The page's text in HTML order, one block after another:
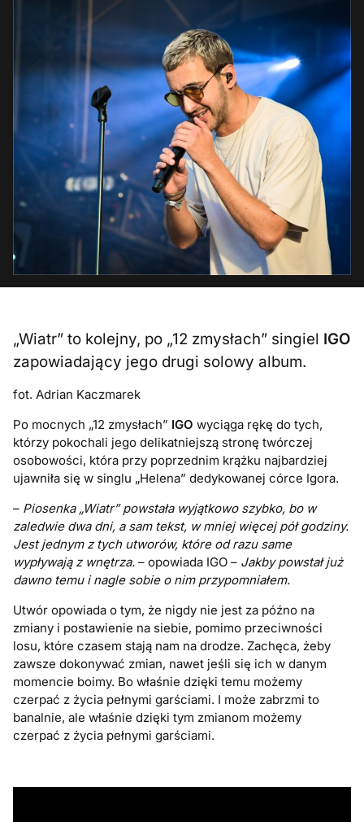
„Wiatr” to kolejny, po „12 zmysłach” singiel IGO
zapowiadający jego drugi solowy album.
fot. Adrian Kaczmarek
Po mocnych „12 zmysłach” IGO wyciąga rękę do tych,
którzy pokochali jego delikatniejszą stronę twórczej
osobowości, która przy poprzednim krążku najbardziej
ujawniła się w singlu „Helena” dedykowanej córce Igora.
– Piosenka „Wiatr” powstała wyjątkowo szybko, bo w
zaledwie dwa dni, a sam tekst, w mniej więcej pół godziny.
Jest jednym z tych utworów, które od razu same
wypływają z wnętrza.– opowiada IGO – Jakby powstał już
dawno temu i nagle sobie o nim przypomniałem.
Utwór opowiada o tym, że nigdy nie jest za późno na
zmiany i postawienie na siebie, pomimo przeciwności
losu, które czasem stają nam na drodze. Zachęca, żeby
zawsze dokonywać zmian, nawet jeśli się ich w danym
momencie boimy. Bo właśnie dzięki temu możemy
czerpać z życia pełnymi garściami. I może zabrzmi to
banalnie, ale właśnie dzięki tym zmianom możemy
czerpać z życia pełnymi garściami.